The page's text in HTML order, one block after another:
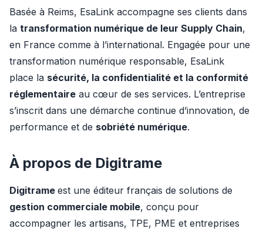
Basée à Reims, EsaLink accompagne ses clients dans
la transformation numérique de leur Supply Chain,
en France comme à l’international. Engagée pour une
transformation numérique responsable, EsaLink
place la sécurité, la confidentialité et la conformité
réglementaire au cœur de ses services. L’entreprise
s’inscrit dans une démarche continue d’innovation, de
performance et de sobriété numérique.
À propos de Digitrame
Digitrame est une éditeur français de solutions de
gestion commerciale mobile, conçu pour
accompagner les artisans, TPE, PME et entreprises